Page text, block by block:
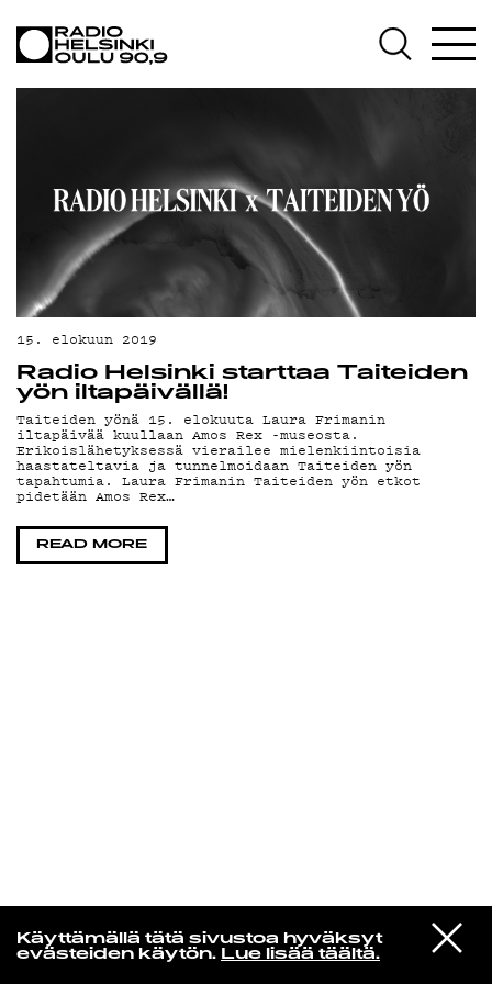
Käyttämällä tätä sivustoa hyväksyt
evästeiden käytön. Lue lisää täältä.
VIESTI
STUDIOON
Zara Larsson
Midnight Sun
AJANKOHTAISTA
OHJELMAT
ON-DEMAND
PODCAST
MAINOSTA
YHTEYSTIEDOT
G LIVELAB
YSTÄVÄKLUBI
TIETOSUOJA
KIRJAUDU SISÄÄN
15. elokuun 2019
Radio Helsinki starttaa Taiteiden
yön iltapäivällä!
Taiteiden yönä 15. elokuuta Laura Frimanin
iltapäivää kuullaan Amos Rex -museosta.
Erikoislähetyksessä vierailee mielenkiintoisia
haastateltavia ja tunnelmoidaan Taiteiden yön
tapahtumia. Laura Frimanin Taiteiden yön etkot
pidetään Amos Rex…
READ MORE